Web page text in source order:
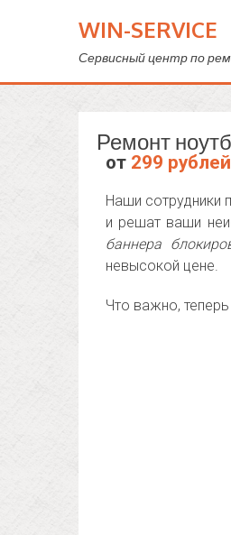
WIN-SERVICE
Сервисный центр по
Ремонт
от 299 рублей
Наши сотрудники
и решат ваши
баннера
невысокой цене.
Что важно,